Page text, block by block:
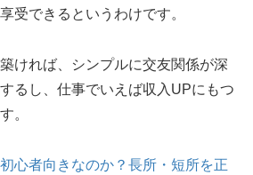
受できるというわけです。
ければ、シンプルに交友関係が深
るし、仕事でいえば収入UPにもつ
。
心者向きなのか？長所・短所を正